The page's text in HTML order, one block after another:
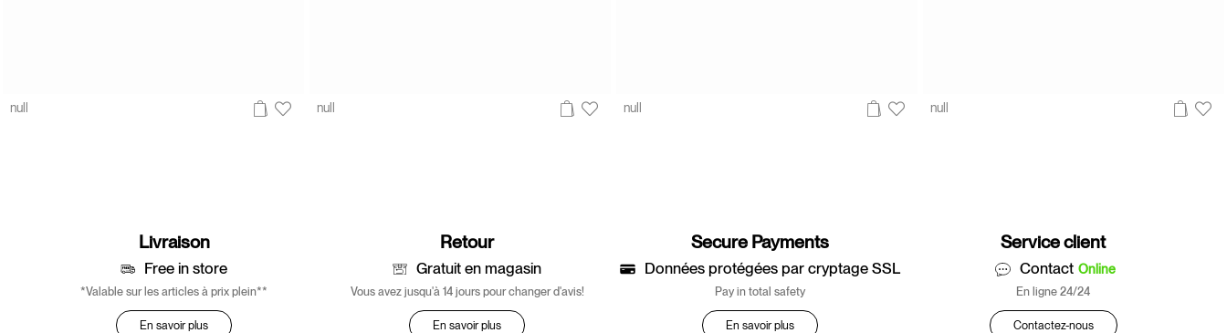
null null null null
Livraison
Free in store
*Valable sur les articles à prix plein**
En savoir plus
Retour
Gratuit en magasin
Vous avez jusqu'à 14 jours pour changer d'avis!
En savoir plus
Secure Payments
Données protégées par cryptage SSL
Pay in total safety
En savoir plus
Service client
Contact Online
En ligne 24/24
Contactez-nous